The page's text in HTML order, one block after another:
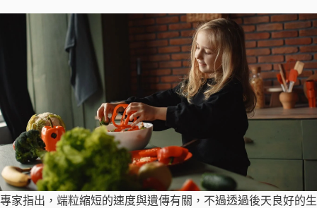
專家指出，端粒縮短的速度與遺傳有關，不過透過後天良好的生